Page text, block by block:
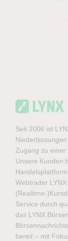
Seit 2006 ist
Zugang zu einer
Unsere Kunden
Webtrader
(Realtime-
Service durch
das LYNX
bereit – mit